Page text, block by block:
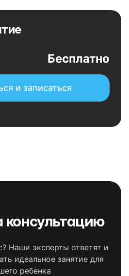
Бесплатно
и записаться
консультацию
Наши эксперты ответят и
идеальное занятие для
ребенка